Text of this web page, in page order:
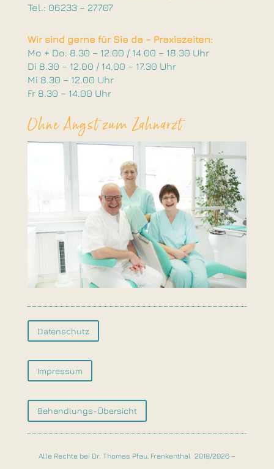
Tel.: 06233 – 27707
Wir sind gerne für Sie da – Praxiszeiten:
Mo + Do: 8.30 – 12.00 / 14.00 – 18.30 Uhr
Di 8.30 – 12.00 / 14.00 – 17.30 Uhr
Mi 8.30 – 12.00 Uhr
Fr 8.30 – 14.00 Uhr
Ohne Angst zum Zahnarzt
Datenschutz
Impressum
Behandlungs-Übersicht
Alle Rechte bei Dr. Thomas Pfau, Frankenthal 2018/2026 –